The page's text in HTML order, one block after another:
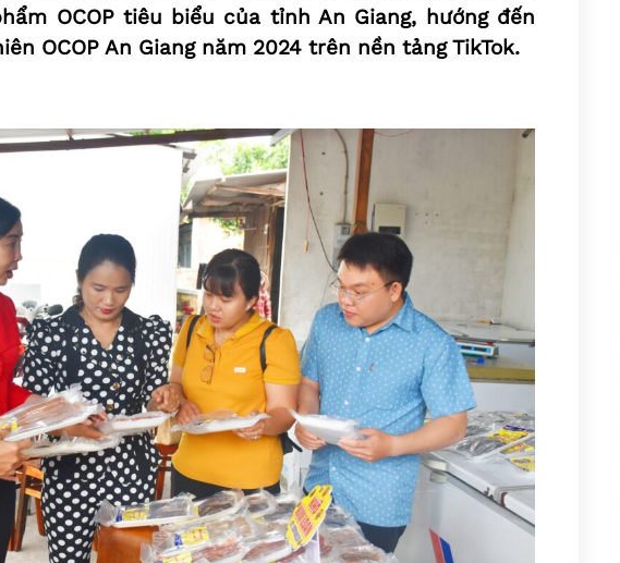
OCOP tiêu biểu của tỉnh An Giang, hướng đến
OCOP An Giang năm 2024 trên nền tảng TikTok.